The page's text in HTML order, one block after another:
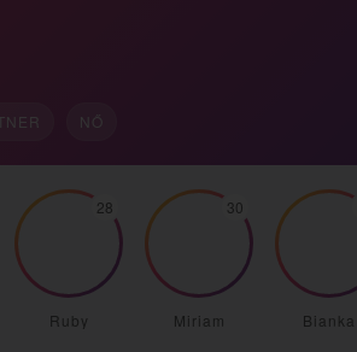
NŐ
Ruby
28
Miriam
30
Bianka